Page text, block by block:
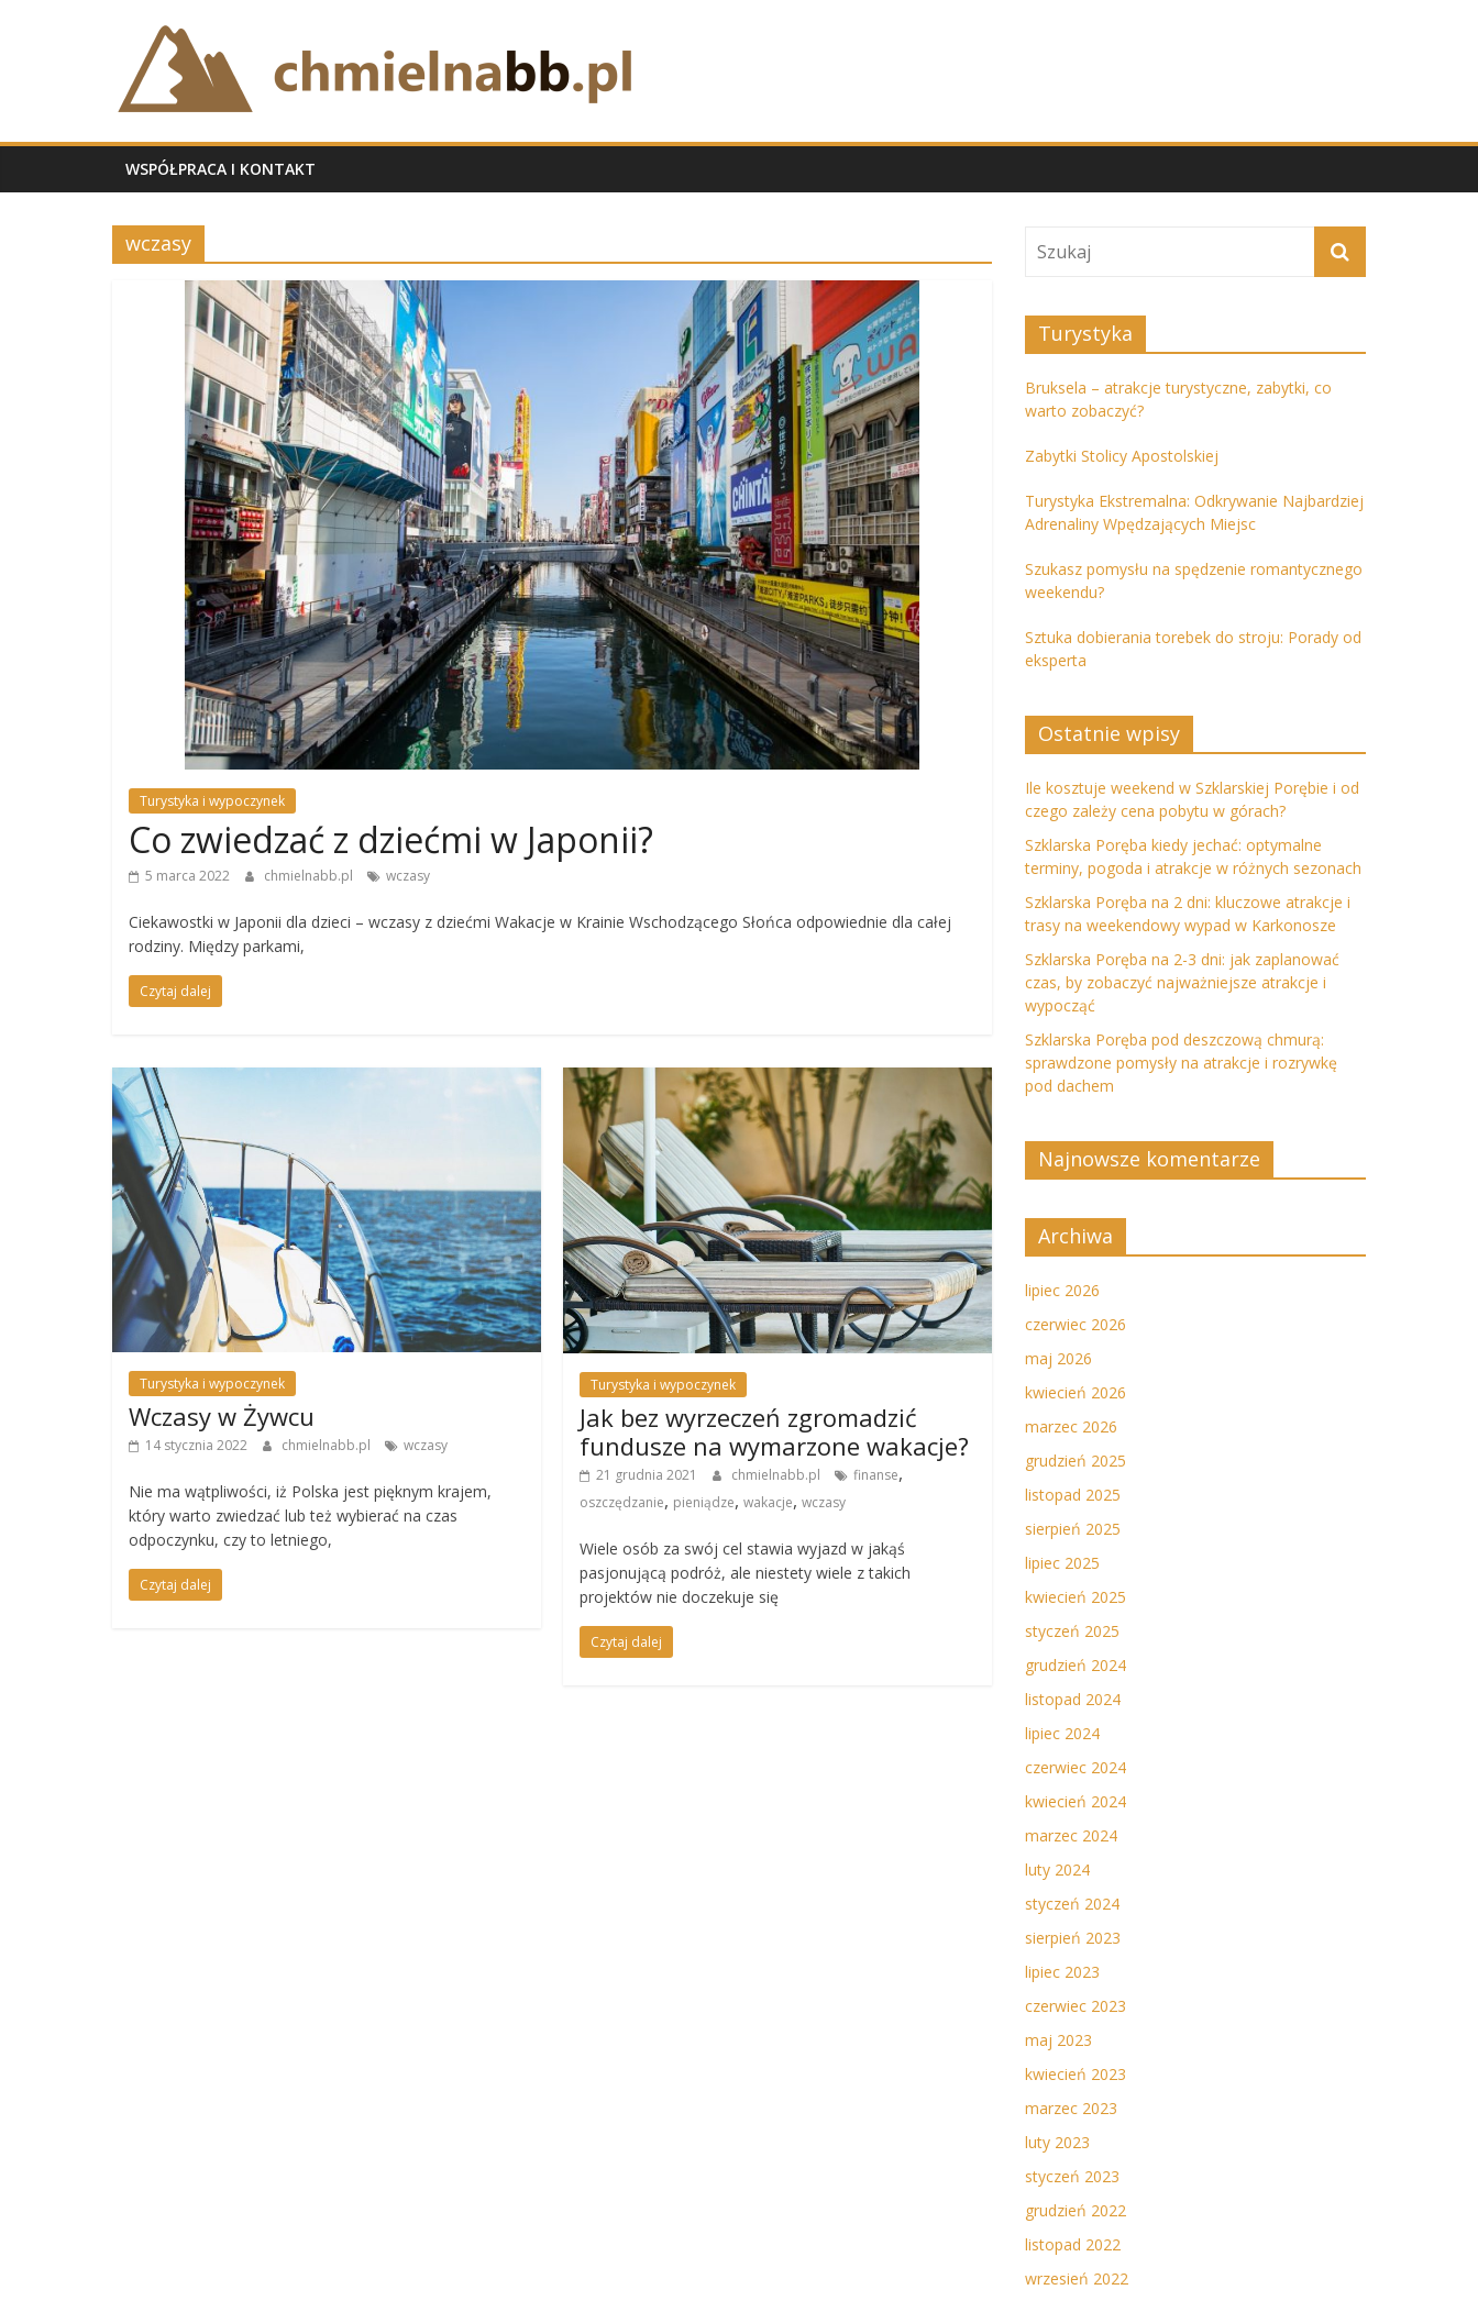
chmielnabb.pl
WSPÓŁPRACA I KONTAKT
wczasy
Turystyka i wypoczynek
Co zwiedzać z dziećmi w Japonii?
5 marca 2022 chmielnabb.pl wczasy
Ciekawostki w Japonii dla dzieci – wczasy z dziećmi Wakacje w Krainie Wschodzącego Słońca odpowiednie dla całej
rodziny. Między parkami,
Czytaj dalej
Turystyka i wypoczynek
Wczasy w Żywcu
14 stycznia 2022 chmielnabb.pl wczasy
Nie ma wątpliwości, iż Polska jest pięknym krajem,
który warto zwiedzać lub też wybierać na czas
odpoczynku, czy to letniego,
Czytaj dalej
Turystyka i wypoczynek
Jak bez wyrzeczeń zgromadzić
fundusze na wymarzone wakacje?
21 grudnia 2021 chmielnabb.pl finanse,
oszczędzanie, pieniądze,wakacje,wczasy
Wiele osób za swój cel stawia wyjazd w jakąś
pasjonującą podróż, ale niestety wiele z takich
projektów nie doczekuje się
Czytaj dalej
Turystyka
Bruksela – atrakcje turystyczne, zabytki, co
warto zobaczyć?
Zabytki Stolicy Apostolskiej
Turystyka Ekstremalna: Odkrywanie Najbardziej
Adrenaliny Wpędzających Miejsc
Szukasz pomysłu na spędzenie romantycznego
weekendu?
Sztuka dobierania torebek do stroju: Porady od
eksperta
Ostatnie wpisy
Ile kosztuje weekend w Szklarskiej Porębie i od
czego zależy cena pobytu w górach?
Szklarska Poręba kiedy jechać: optymalne
terminy, pogoda i atrakcje w różnych sezonach
Szklarska Poręba na 2 dni: kluczowe atrakcje i
trasy na weekendowy wypad w Karkonosze
Szklarska Poręba na 2-3 dni: jak zaplanować
czas, by zobaczyć najważniejsze atrakcje i
wypocząć
Szklarska Poręba pod deszczową chmurą:
sprawdzone pomysły na atrakcje i rozrywkę
pod dachem
Najnowsze komentarze
Archiwa
lipiec 2026
czerwiec 2026
maj 2026
kwiecień 2026
marzec 2026
grudzień 2025
listopad 2025
sierpień 2025
lipiec 2025
kwiecień 2025
styczeń 2025
grudzień 2024
listopad 2024
lipiec 2024
czerwiec 2024
kwiecień 2024
marzec 2024
luty 2024
styczeń 2024
sierpień 2023
lipiec 2023
czerwiec 2023
maj 2023
kwiecień 2023
marzec 2023
luty 2023
styczeń 2023
grudzień 2022
listopad 2022
wrzesień 2022